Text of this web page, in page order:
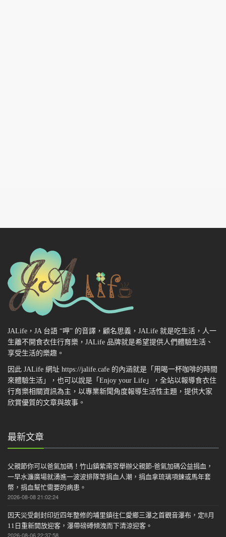
JALife，JA 台語 “呷” 的音譯，顧名思義，JALife 就是吃生活，人一
生離不開食衣住行育樂，JALife 品牌就是希望提供人們體驗生活、
享受生活的樂趣。
因此 JALife 網址 https://jalife.cafe 的內涵就是「用喝一杯咖啡的時間
來體驗生活」，也可以說是「Enjoy your Life」，全站以報導食衣住
行育樂相關資訊為主，以專業新聞角度報導生活性主題，提供大家
欣賞優質的文章與故事。
最新文章
父親節你可以爸氣加碼！竹山鎮紫南宮舉辦父親節-爸氣加碼公益捐血，
一早水濂廣場就湧進一波波排隊等捐血人潮，捐血拿琉璃項鍊或馬年套
幣，捐血幫忙需要的病患。
2026-08-08 21:02:24
因天災受創封印近四年整修的埔里鎮往仁愛鄉三瀑之首觀音瀑布，定8月
11日重新開放迎客，瀑帶磅磗傾洩而下清涼迎客。
2026-08-06 22:37:58